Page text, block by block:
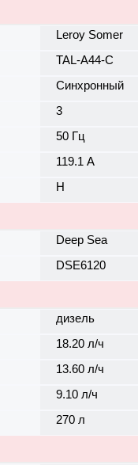
Leroy Somer
TAL-A44-C
Синхронный
3
50 Гц
119.1 А
H
Deep Sea
DSE6120
дизель
18.20 л/ч
13.60 л/ч
9.10 л/ч
270 л